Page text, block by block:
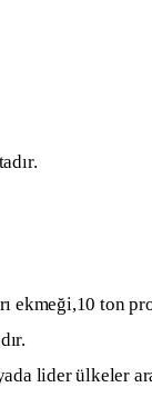
ekmeği,10 ton
lider ülkeler